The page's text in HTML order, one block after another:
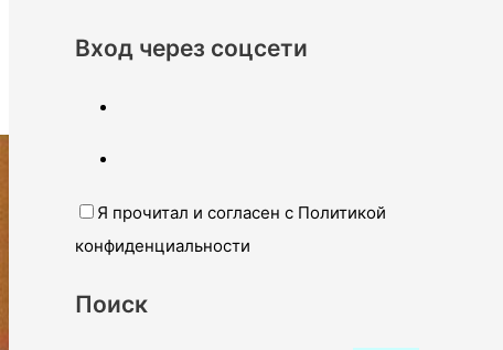
Вход через соцсети
Я прочитал и согласен с Политикой
конфиденциальности
Поиск